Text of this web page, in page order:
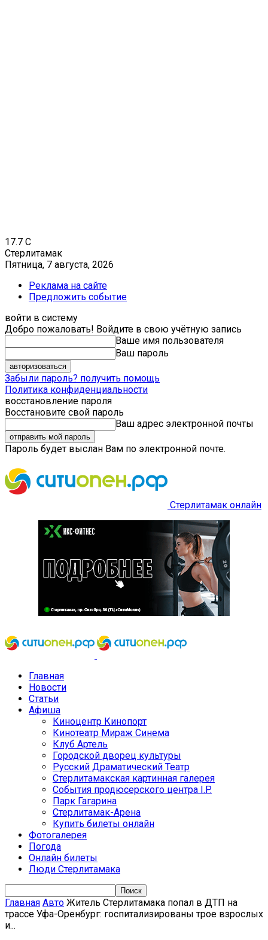
17.7 C
Стерлитамак
Пятница, 7 августа, 2026
Реклама на сайте
Предложить событие
войти в систему
Добро пожаловать! Войдите в свою учётную запись
Ваше имя пользователя
Ваш пароль
Забыли пароль? получить помощь
Политика конфиденциальности
восстановление пароля
Восстановите свой пароль
Ваш адрес электронной почты
Пароль будет выслан Вам по электронной почте.
Стерлитамак онлайн
Главная
Новости
Статьи
Афиша
Киноцентр Кинопорт
Кинотеатр Мираж Синема
Клуб Артель
Городской дворец культуры
Русский Драматический Театр
Стерлитамакская картинная галерея
События продюсерского центра I.P.
Парк Гагарина
Стерлитамак-Арена
Купить билеты онлайн
Фотогалерея
Погода
Онлайн билеты
Люди Стерлитамака
Главная Авто Житель Стерлитамака попал в ДТП на
трассе Уфа-Оренбург: госпитализированы трое взрослых
и...